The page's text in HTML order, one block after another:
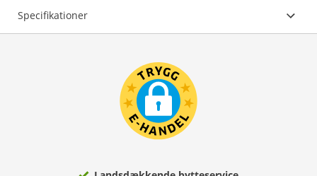
Specifikationer